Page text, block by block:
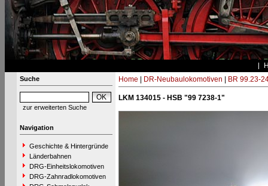
Suche
zur erweiterten Suche
Navigation
Geschichte & Hintergründe
Länderbahnen
DRG-Einheitslokomotiven
DRG-Zahnradlokomotiven
Home DR-Neubaulokomotiven BR 99.23-
LKM 134015 - HSB "99 7238-1"